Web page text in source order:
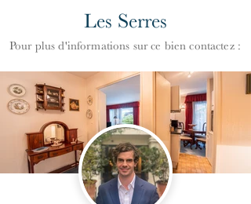
Les Serres
Pour plus d'informations sur ce bien contactez :